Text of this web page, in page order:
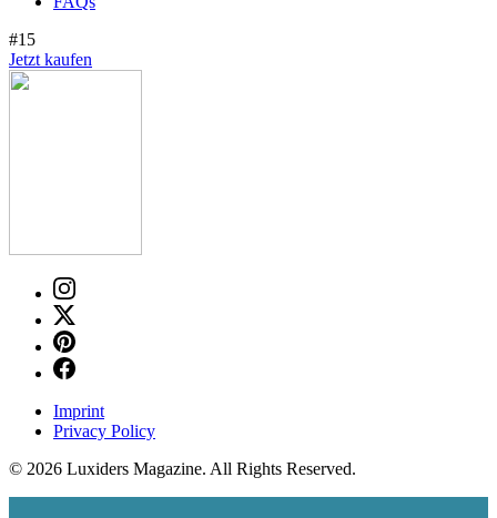
#15
Jetzt kaufen
Imprint
Privacy Policy
© 2026 Luxiders Magazine. All Rights Reserved.